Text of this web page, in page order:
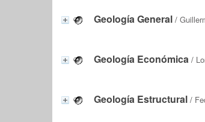
Geología General /
Geología Económica /
Geología Estructural /